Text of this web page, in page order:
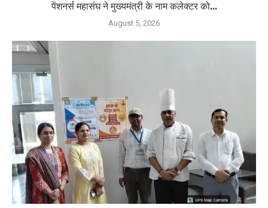
पेंशनर्स महासंघ ने मुख्यमंत्री के नाम कलेक्टर को...
August 5, 2026